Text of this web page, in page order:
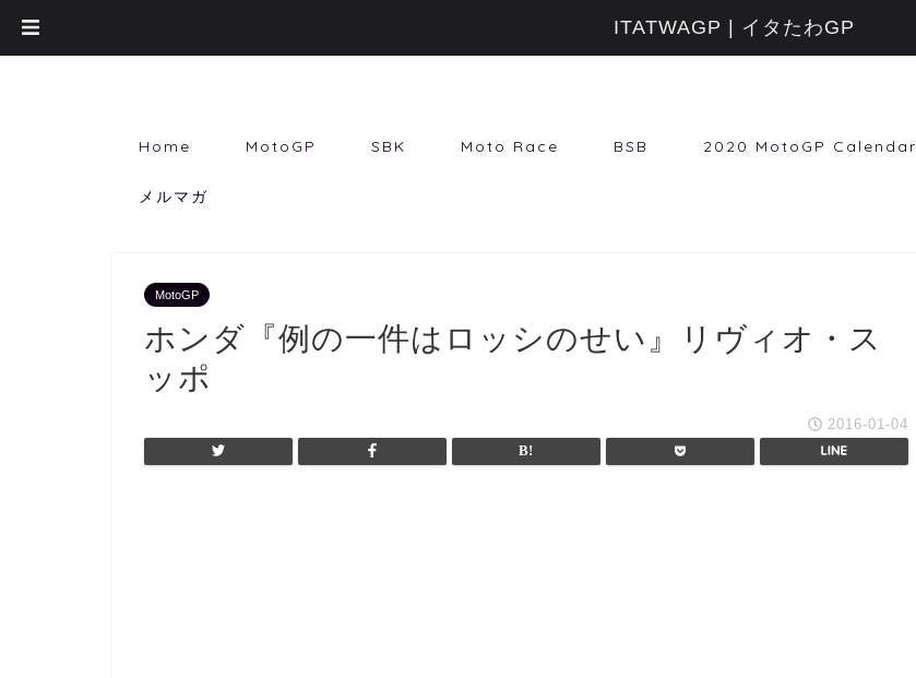
Home MotoGP SBK Moto Race BSB 2020 MotoGP Calendar
メルマガ
MotoGP
ホンダ『例の一件はロッシのせい』リヴィオ・ス
ッポ
2016-01-04
ITATWAGP | イタたわGP